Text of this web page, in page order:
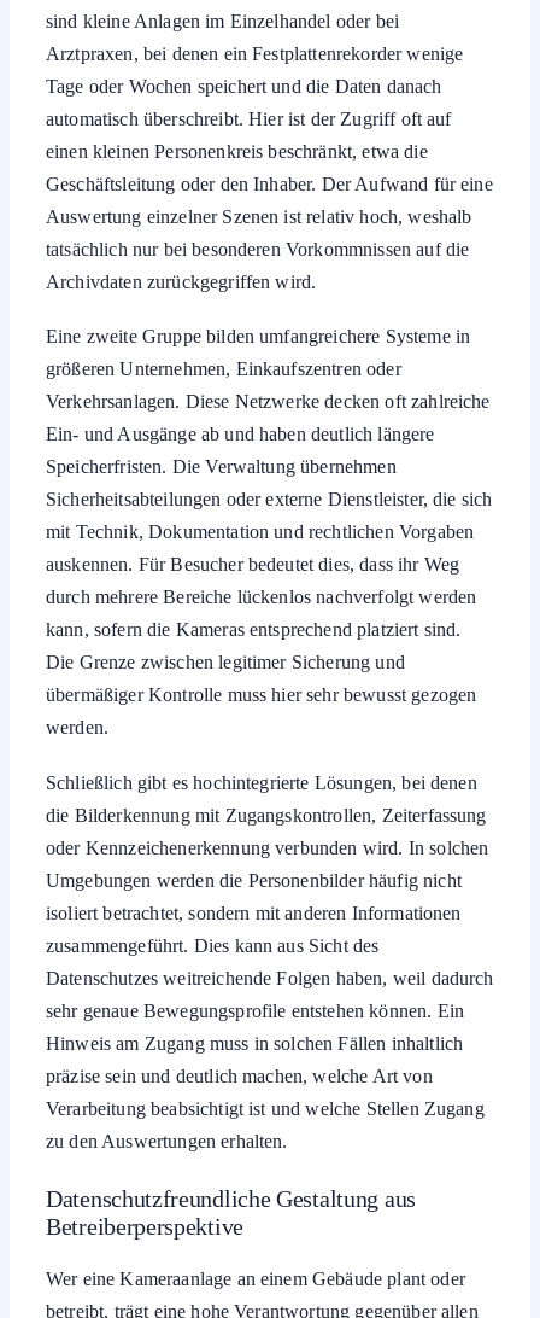
Arztpraxen, bei denen ein Festplattenrekorder wenige
Tage oder Wochen speichert und die Daten danach
automatisch überschreibt. Hier ist der Zugriff oft auf
einen kleinen Personenkreis beschränkt, etwa die
Geschäftsleitung oder den Inhaber. Der Aufwand für eine
Auswertung einzelner Szenen ist relativ hoch, weshalb
tatsächlich nur bei besonderen Vorkommnissen auf die
Archivdaten zurückgegriffen wird.
größeren Unternehmen, Einkaufszentren oder
Verkehrsanlagen. Diese Netzwerke decken oft zahlreiche
Ein- und Ausgänge ab und haben deutlich längere
Speicherfristen. Die Verwaltung übernehmen
Sicherheitsabteilungen oder externe Dienstleister, die sich
mit Technik, Dokumentation und rechtlichen Vorgaben
auskennen. Für Besucher bedeutet dies, dass ihr Weg
durch mehrere Bereiche lückenlos nachverfolgt werden
kann, sofern die Kameras entsprechend platziert sind.
Die Grenze zwischen legitimer Sicherung und
übermäßiger Kontrolle muss hier sehr bewusst gezogen
werden.
die Bilderkennung mit Zugangskontrollen, Zeiterfassung
oder Kennzeichenerkennung verbunden wird. In solchen
Umgebungen werden die Personenbilder häufig nicht
isoliert betrachtet, sondern mit anderen Informationen
zusammengeführt. Dies kann aus Sicht des
Datenschutzes weitreichende Folgen haben, weil dadurch
sehr genaue Bewegungsprofile entstehen können. Ein
Hinweis am Zugang muss in solchen Fällen inhaltlich
präzise sein und deutlich machen, welche Art von
Verarbeitung beabsichtigt ist und welche Stellen Zugang
zu den Auswertungen erhalten.
Betreiberperspektive
betreibt, trägt eine hohe Verantwortung gegenüber allen